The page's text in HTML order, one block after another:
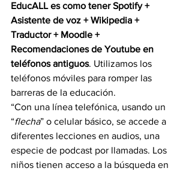
EducALL es como tener Spotify +
Asistente de voz + Wikipedia +
Traductor + Moodle +
Recomendaciones de Youtube en
teléfonos antiguos. Utilizamos los
teléfonos móviles para romper las
barreras de la educación.
“Con una línea telefónica, usando un
“flecha” o celular básico, se accede a
diferentes lecciones en audios, una
especie de podcast por llamadas. Los
niños tienen acceso a la búsqueda en